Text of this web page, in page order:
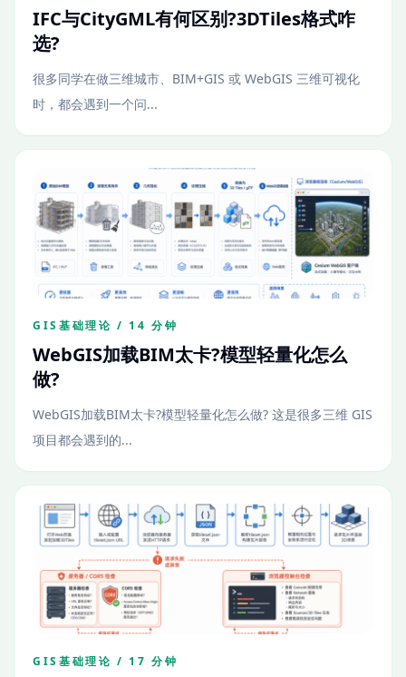
IFC与CityGML有何区别?3DTiles格式咋
选?
很多同学在做三维城市、BIM+GIS 或 WebGIS 三维可视化
时，都会遇到一个问...
GIS基础理论 / 14 分钟
WebGIS加载BIM太卡?模型轻量化怎么
做?
WebGIS加载BIM太卡?模型轻量化怎么做? 这是很多三维 GIS
项目都会遇到的...
GIS基础理论 / 17 分钟